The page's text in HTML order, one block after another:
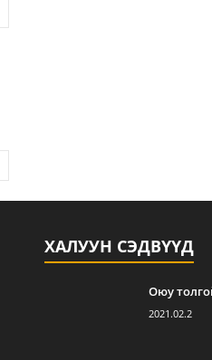
ХАЛУУН СЭДВҮҮД
Оюу
2021.02.2